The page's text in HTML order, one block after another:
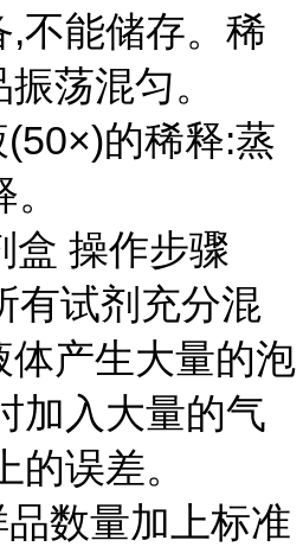
不能储存。稀
荡混匀。
的稀释:蒸
盒 操作步骤
有试剂充分混
体产生大量的泡
加入大量的气
误差。
数量加上标准